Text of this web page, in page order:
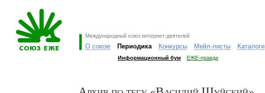
Международный союз интернет-деятелей
О союзе Периодика Конкурсы Мейл-листы Каталоги
Информационный бум ЕЖЕ-правда